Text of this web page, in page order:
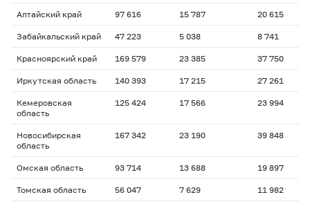
Алтайский край 97 616 15 787 20 615
Забайкальский край 47 223 5 038 8 741
Красноярский край 169 579 23 385 37 750
Иркутская область 140 393 17 215 27 261
Кемеровская
область
125 424 17 566 23 994
Новосибирская
область
167 342 23 190 39 848
Омская область 93 714 13 688 19 897
Томская область 56 047 7 629 11 982